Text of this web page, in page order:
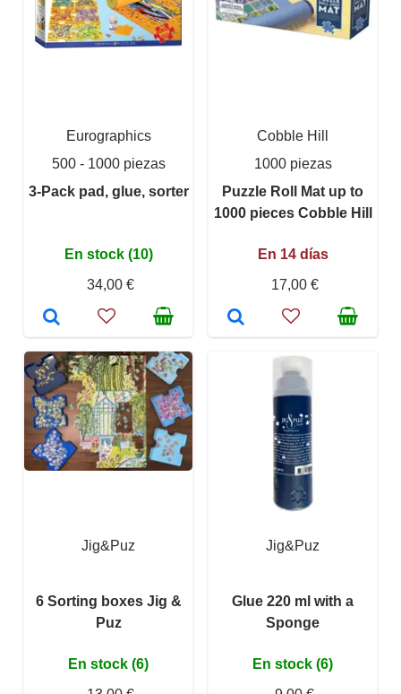
Eurographics
500 - 1000 piezas
3-Pack pad, glue, sorter
En stock (10)
34,00 €
Cobble Hill
1000 piezas
Puzzle Roll Mat up to
1000 pieces Cobble Hill
En 14 días
17,00 €
Jig&Puz
6 Sorting boxes Jig &
Puz
En stock (6)
Jig&Puz
Glue 220 ml with a
Sponge
En stock (6)